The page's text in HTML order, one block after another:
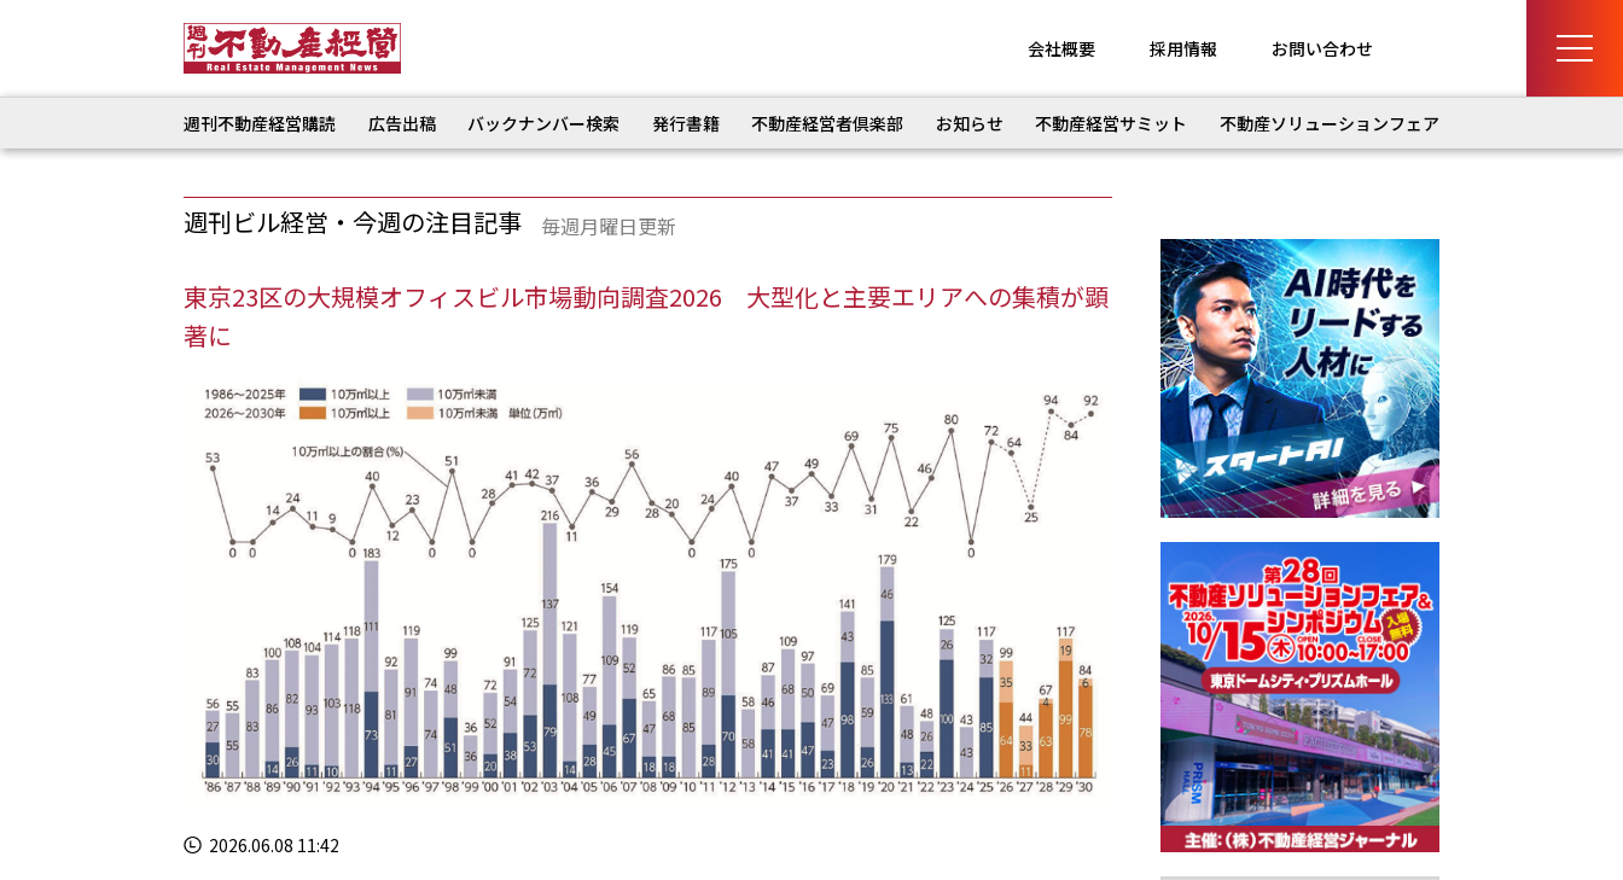
会社概要 採用情報 お問い合わせ
週刊不動産経営購読 広告出稿 バックナンバー検索 発行書籍 不動産経営者倶楽部 お知らせ 不動産経営サミット 不動産ソリューションフェア
週刊ビル経営・今週の注目記事 毎週月曜日更新
東京23区の大規模オフィスビル市場動向調査2026 大型化と主要エリアへの集積が顕
著に
2026.06.08 11:42